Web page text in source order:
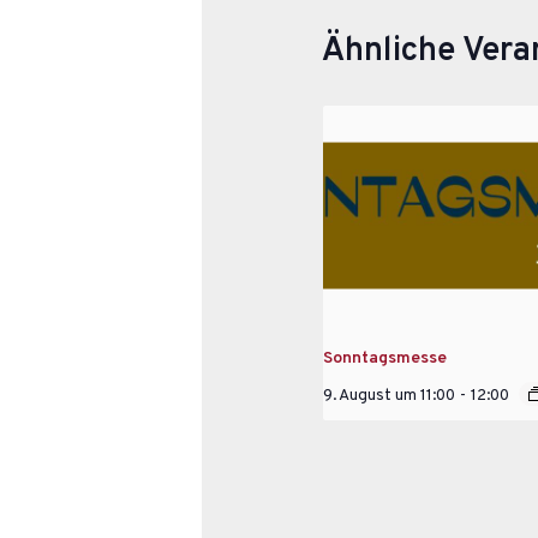
Ähnliche
Sonntagsmesse
9. August um 11:00 - 12:00